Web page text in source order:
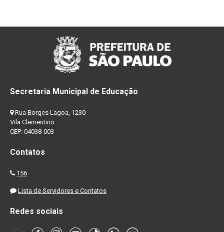
Secretaria Municipal de Educação
Rua Borges Lagoa, 1230
Vila Clementino
CEP: 04038-003
Contatos
156
Lista de Servidores e Contatos
Redes sociais